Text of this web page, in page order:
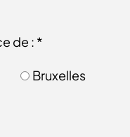
de : *
Bruxelles